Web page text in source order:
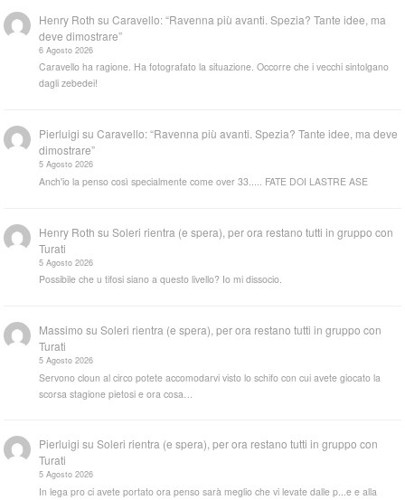
Henry Roth suCaravello: “Ravenna più avanti. Spezia? Tante idee, ma
deve dimostrare”
6 Agosto 2026
Caravello ha ragione. Ha fotografato la situazione. Occorre che i vecchi sintolgano
dagli zebedei!
Pierluigi suCaravello: “Ravenna più avanti. Spezia? Tante idee, ma deve
dimostrare”
5 Agosto 2026
Anch'io la penso così specialmente come over 33..... FATE DOI LASTRE ASE
Henry Roth suSoleri rientra (e spera), per ora restano tutti in gruppo con
Turati
5 Agosto 2026
Possibile che u tifosi siano a questo livello? Io mi dissocio.
Massimo suSoleri rientra (e spera), per ora restano tutti in gruppo con
Turati
5 Agosto 2026
Servono cloun al circo potete accomodarvi visto lo schifo con cui avete giocato la
scorsa stagione pietosi e ora cosa…
Pierluigi suSoleri rientra (e spera), per ora restano tutti in gruppo con
Turati
5 Agosto 2026
In lega pro ci avete portato ora penso sarà meglio che vi levate dalle p...e e alla